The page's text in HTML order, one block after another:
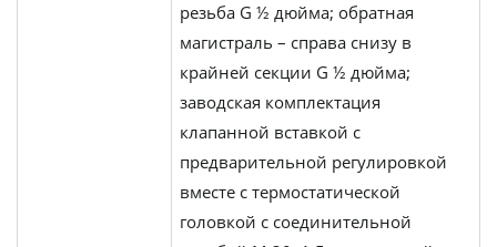
резьба G ½ дюйма; обратная
магистраль – справа снизу в
крайней секции G ½ дюйма;
заводская комплектация
клапанной вставкой с
предварительной регулировкой
вместе с термостатической
головкой с соединительной